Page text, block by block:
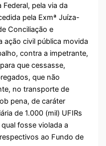
pela via da
pela Exmª Juíza-
Conciliação e
ação civil pública movida
contra a impetrante,
que cessasse,
que não
no transporte de
pena, de caráter
de 1.000 (mil) UFIRs
fosse violada a
ao Fundo de